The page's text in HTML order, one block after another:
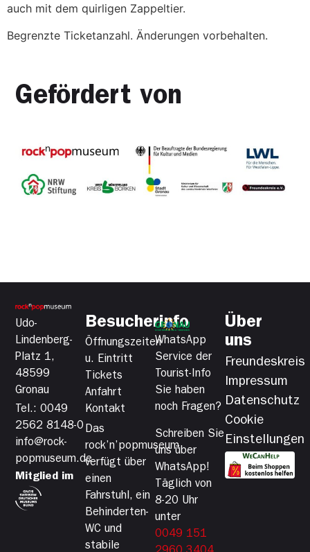
auch mit dem quirligen Zappeltier.
Begrenzte Ticketanzahl. Änderungen vorbehalten.
Gefördert von
Udo-
Lindenberg-
Platz 1,
48599
Gronau
Tel.: 0049
2562 8148-0
info@rock-
popmuseum.de
Mitglied im
Besucherinfo
Öffnungszeiten
u. Eintritt
Tickets
Anfahrt
Kontakt
Das
rock’n’popmuseum
verfügt über
einen
Fahrstuhl, ein
Behinderten-
WC und
stabile
WhatsApp
Service der
Tourist-Info
Sie haben
noch Fragen?
Schreiben Sie
uns über
WhatsApp!
Täglich von
8-20 Uhr
unter
0049 151
Über
uns
Freundeskreis
Impressum
Datenschutz
Cookie
Einstellungen